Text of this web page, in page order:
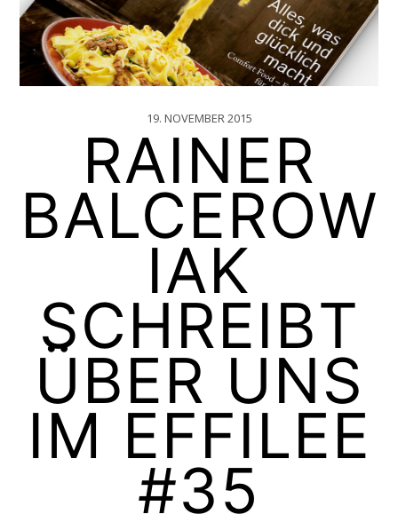
19. NOVEMBER 2015
RAINER
BALCEROW
IAK
SCHREIBT
ÜBER UNS
IM EFFILEE
#35